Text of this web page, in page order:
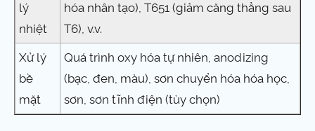
lý
nhiệt
hóa nhân tạo), T651 (giảm căng thẳng sau
T6), v.v.
Xử lý
bề
mặt
Quá trình oxy hóa tự nhiên, anodizing
(bạc, đen, màu), sơn chuyển hóa hóa học,
sơn, sơn tĩnh điện (tùy chọn)